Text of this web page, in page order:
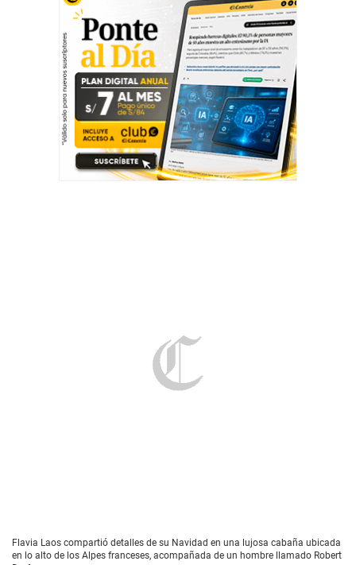
Flavia Laos compartió detalles de su Navidad en una lujosa cabaña ubicada
en lo alto de los Alpes franceses, acompañada de un hombre llamado Robert